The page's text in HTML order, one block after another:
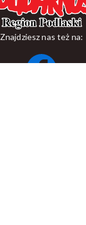
Znajdziesz nas też na: